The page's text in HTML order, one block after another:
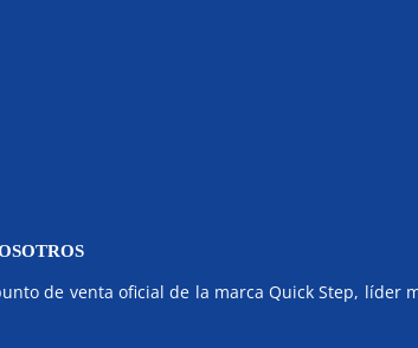
de venta oficial de la marca Quick Step, líder